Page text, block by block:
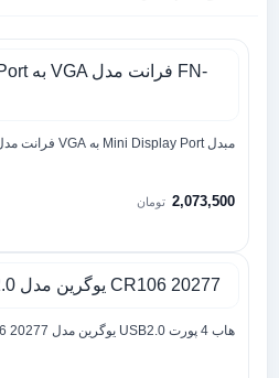
مبدل Mini Display Port به VGA فرانت مدل FN-MDP2V
2,073,500 تومان
هاب 4 پورت USB2.0 یوگرین مدل CR106 20277